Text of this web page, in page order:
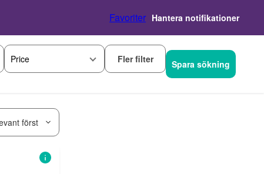
Favoriter Hantera notifikationer
Price Fler filter Spara sökning
först